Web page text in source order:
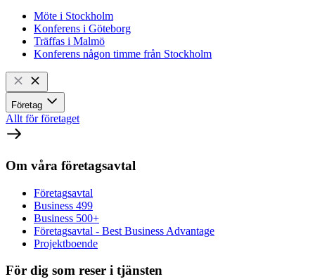
Möte i Stockholm
Konferens i Göteborg
Träffas i Malmö
Konferens någon timme från Stockholm
Företag
Allt för företaget
Om våra företagsavtal
Företagsavtal
Business 499
Business 500+
Företagsavtal - Best Business Advantage
Projektboende
För dig som reser i tjänsten